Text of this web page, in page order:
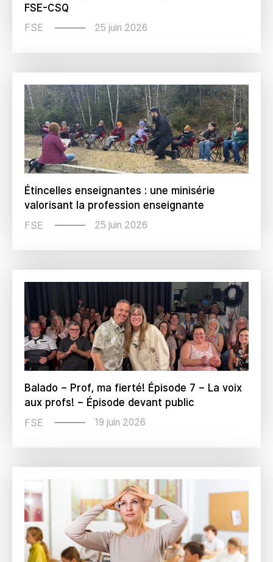
FSE-CSQ
FSE 25 juin 2026
Étincelles enseignantes : une minisérie
valorisant la profession enseignante
FSE 25 juin 2026
Balado – Prof, ma fierté! Épisode 7 – La voix
aux profs! – Épisode devant public
FSE 19 juin 2026